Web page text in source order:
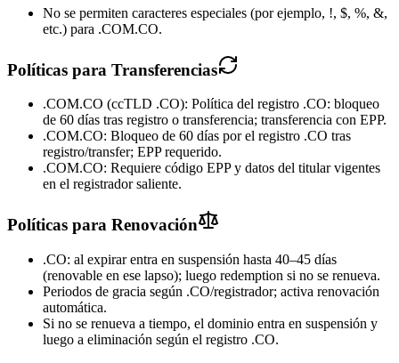
No se permiten caracteres especiales (por ejemplo, !, $, %, &,
etc.) para .COM.CO.
Políticas para Transferencias
.COM.CO (ccTLD .CO): Política del registro .CO: bloqueo
de 60 días tras registro o transferencia; transferencia con EPP.
.COM.CO: Bloqueo de 60 días por el registro .CO tras
registro/transfer; EPP requerido.
.COM.CO: Requiere código EPP y datos del titular vigentes
en el registrador saliente.
Políticas para Renovación
.CO: al expirar entra en suspensión hasta 40–45 días
(renovable en ese lapso); luego redemption si no se renueva.
Periodos de gracia según .CO/registrador; activa renovación
automática.
Si no se renueva a tiempo, el dominio entra en suspensión y
luego a eliminación según el registro .CO.